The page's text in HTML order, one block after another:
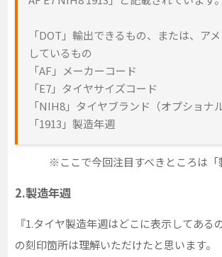
「DOT」輸出できるもの、または、ア
しているもの
「AF」メーカーコード
「E7」タイヤサイズコード
「NIH8」タイヤブランド（オプショナ
「1913」製造年週
※ここで今回注目すべきところは「
2.製造年週
『1.タイヤ製造年週はどこに表示してある
の刻印箇所は理解いただけたと思います。